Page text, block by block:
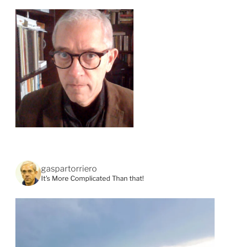
gaspartorriero
It's More Complicated Than that!